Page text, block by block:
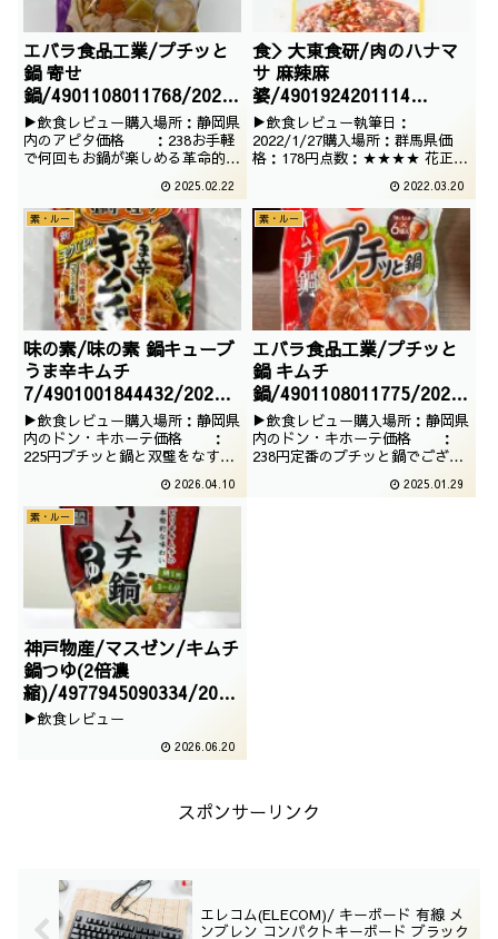
エバラ食品工業/プチッと
鍋 寄せ
鍋/4901108011768/2025
/01/23
▶飲食レビュー購入場所：静岡県
内のアピタ価格 ：238お手軽
で何回もお鍋が楽しめる革命的な
ピュラーなフレーバーを頂きま
す。
2025.02.22
食＞大東食研/肉のハナマ
サ 麻辣麻
婆/4901924201114
/2022/01/02
▶飲食レビュー執筆日：
2022/1/27購入場所：群馬県価
格：178円点数：★★★★ 花正の
デザインですが、挽肉必須という
ことで絶対に美味しいヤツでござ
いますね。
2022.03.20
素・ルー
味の素/味の素 鍋キューブ
うま辛キムチ
7/4901001844432/2026/
1/7
▶飲食レビュー購入場所：静岡県
内のドン・キホーテ価格 ：
225円プチッと鍋と双璧をなす鍋
方がちょっとコスパが高いので愛
用してます。コンパクトで安いの
は最高ですね
2026.04.10
素・ルー
エバラ食品工業/プチッと
鍋 キムチ
鍋/4901108011775/2024
/12/14
▶飲食レビュー購入場所：静岡県
内のドン・キホーテ価格 ：
238円定番のプチッと鍋でござい
2025.01.29
素・ルー
神戸物産/マスゼン/キムチ
鍋つゆ(2倍濃
縮)/4977945090334/2025
/12/24
▶飲食レビュー
2026.06.20
スポンサーリンク
エレコム(ELECOM)/ キーボード 有線 メ
ンブレン コンパクトキーボード ブラック